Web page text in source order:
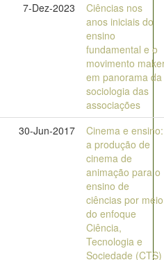
7-Dez-2023
Ciências nos
anos iniciais do
ensino
fundamental e o
movimento
em panorama da
sociologia das
associações
30-Jun-2017
Cinema e ensino:
a produção de
cinema de
animação para o
ensino de
ciências por meio
do enfoque
Ciência,
Tecnologia e
Sociedade (CTS)